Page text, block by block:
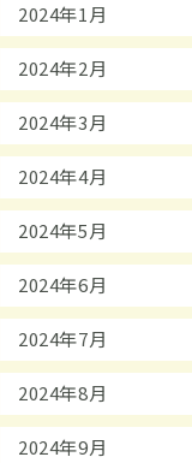
2024年1月
2024年2月
2024年3月
2024年4月
2024年5月
2024年6月
2024年7月
2024年8月
2024年9月